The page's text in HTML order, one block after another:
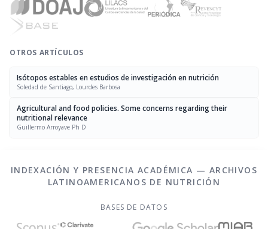
OTROS ARTÍCULOS
Isótopos estables en estudios de investigación en nutrición
Soledad de Santiago, Lourdes Barbosa
Agricultural and food policies. Some concerns regarding their
nutritional relevance
Guillermo Arroyave Ph D
INDEXACIÓN Y PRESENCIA ACADÉMICA — ARCHIVOS
LATINOAMERICANOS DE NUTRICIÓN
BASES DE DATOS